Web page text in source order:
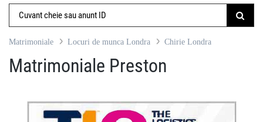
Matrimoniale Locuri de munca Londra Chirie Londra
Matrimoniale Preston